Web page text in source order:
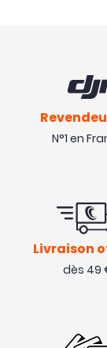
N°1 en
Livraison
dès 49